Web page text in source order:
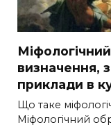
визначення,
приклади в
Що таке
Міфологічний